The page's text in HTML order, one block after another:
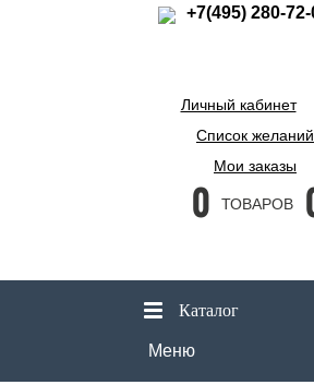
+7(495) 280-
Личный кабинет
Список желаний
Мои заказы
0 ТОВАРОВ
Каталог
Меню